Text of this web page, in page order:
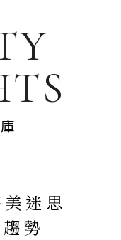
迷思
勢